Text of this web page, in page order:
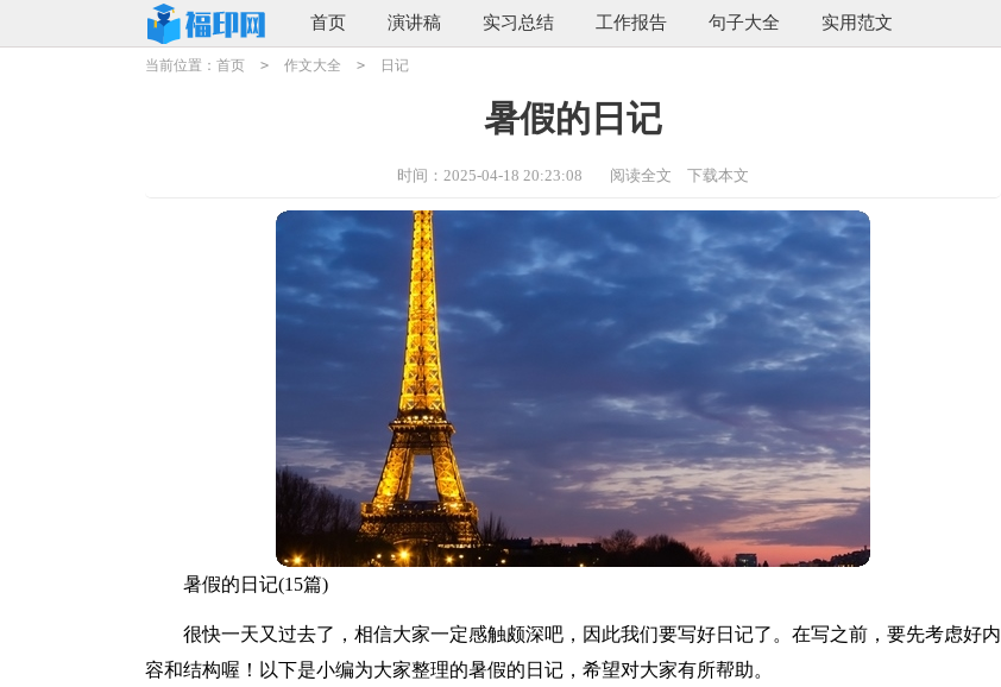
首页 演讲稿 实习总结 工作报告 句子大全 实用范文
当前位置： 首页 > 作文大全 > 日记
暑假的日记
时间：2025-04-18 20:23:08 阅读全文 下载本文
暑假的日记(15篇)
很快一天又过去了，相信大家一定感触颇深吧，因此我们要写好日记了。在写之前，要先考虑好内
容和结构喔！以下是小编为大家整理的暑假的日记，希望对大家有所帮助。